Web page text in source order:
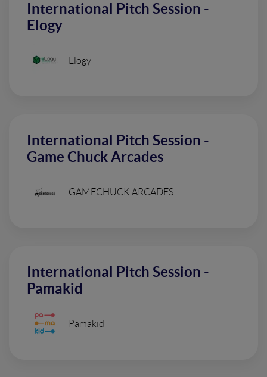
International Pitch Session -
Elogy
Elogy
International Pitch Session -
Game Chuck Arcades
GAMECHUCK ARCADES
International Pitch Session -
Pamakid
Pamakid